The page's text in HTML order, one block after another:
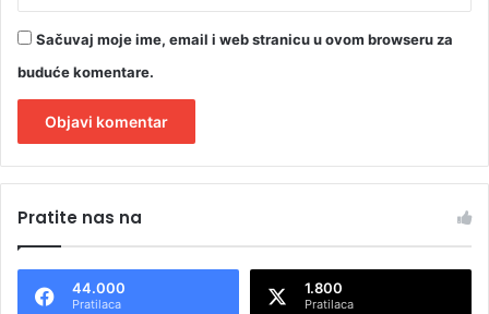
Sačuvaj moje ime, email i web stranicu u ovom browseru za
buduće komentare.
tPratite nas na
44.000
Pratilaca
1.800
Pratilaca